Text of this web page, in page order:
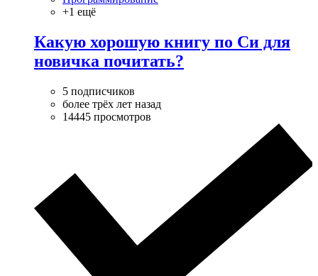
+1 ещё
Какую хорошую книгу по Си для
новичка почитать?
5 подписчиков
более трёх лет назад
14445 просмотров